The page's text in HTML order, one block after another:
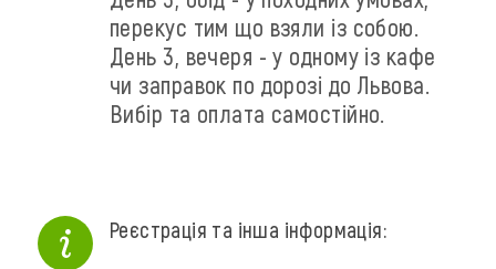
перекус тим що взяли із собою.
День 3, вечеря - у одному із кафе
чи заправок по дорозі до Львова.
Вибір та оплата самостійно.
Реєстрація та інша інформація: